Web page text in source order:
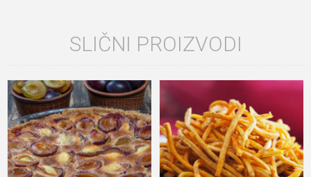
SLIČNI PROIZVODI